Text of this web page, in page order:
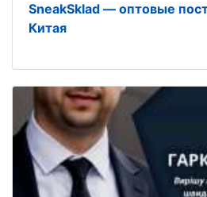
SneakSklad — оптовые
Китая